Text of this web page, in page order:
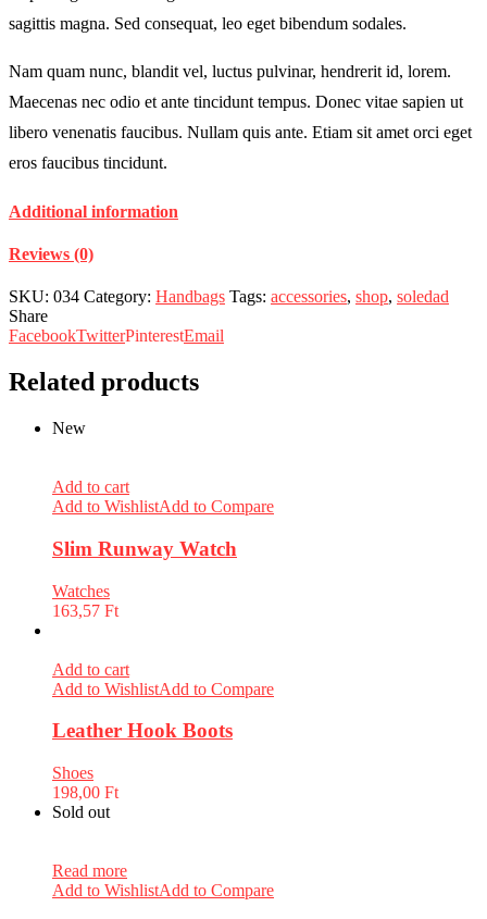
sagittis magna. Sed consequat, leo eget bibendum sodales.
Nam quam nunc, blandit vel, luctus pulvinar, hendrerit id, lorem.
Maecenas nec odio et ante tincidunt tempus. Donec vitae sapien ut
libero venenatis faucibus. Nullam quis ante. Etiam sit amet orci eget
eros faucibus tincidunt.
Additional information
Reviews (0)
SKU: 034 Category: Handbags Tags: accessories, shop, soledad
Share
FacebookTwitterPinterestEmail
Related products
New
Add to cart
Add to WishlistAdd to Compare
Slim Runway Watch
Watches
163,57 Ft
Add to cart
Add to WishlistAdd to Compare
Leather Hook Boots
Shoes
198,00 Ft
Sold out
Read more
Add to WishlistAdd to Compare